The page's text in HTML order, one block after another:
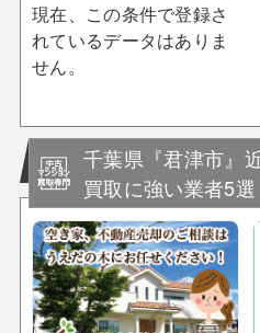
現在、この条件で登録さ
れているデータはありま
せん。
千葉県『君津市』
買取に強い業者5選